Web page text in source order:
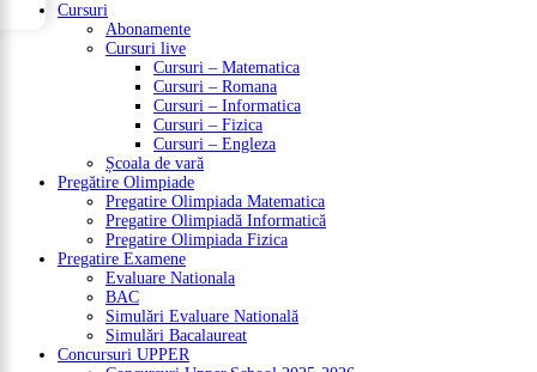
Cursuri
Abonamente
Cursuri live
Cursuri – Matematica
Cursuri – Romana
Cursuri – Informatica
Cursuri – Fizica
Cursuri – Engleza
Școala de vară
Pregătire Olimpiade
Pregatire Olimpiada Matematica
Pregatire Olimpiadă Informatică
Pregatire Olimpiada Fizica
Pregatire Examene
Evaluare Nationala
BAC
Simulări Evaluare Natională
Simulări Bacalaureat
Concursuri UPPER